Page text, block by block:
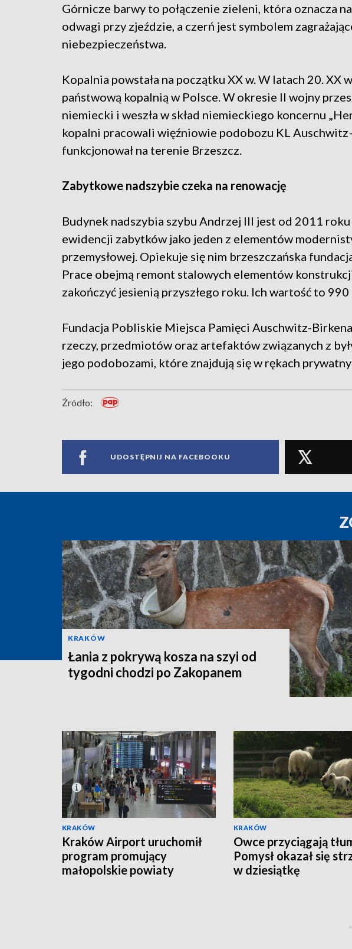
Górnicze barwy to połączenie zieleni, która oznacza
odwagi przy zjeździe, a czerń jest symbolem
niebezpieczeństwa.
Kopalnia powstała na początku XX w. W latach 20. XX
państwową kopalnią w Polsce. W okresie II wojny
niemiecki i weszła w skład niemieckiego koncernu
kopalni pracowali więźniowie podobozu KL
funkcjonował na terenie Brzeszcz.
Zabytkowe nadszybie czeka na renowację
Budynek nadszybia szybu Andrzej III jest od 2011
ewidencji zabytków jako jeden z elementów
przemysłowej. Opiekuje się nim brzeszczańska
Prace obejmą remont stalowych elementów
zakończyć jesienią przyszłego roku. Ich wartość to 990
Fundacja Pobliskie Miejsca Pamięci Auschwitz-
rzeczy, przedmiotów oraz artefaktów związanych z
jego podobozami, które znajdują się w rękach
Źródło:
UDOSTĘPNIJ NA FACEBOOKU
KRAKÓW
Łania z pokrywą kosza na szyi od
tygodni chodzi po Zakopanem
KRAKÓW
Kraków Airport uruchomił
program promujący
małopolskie powiaty
KRAKÓW
Owce przyciągają
Pomysł okazał się
w dziesiątkę